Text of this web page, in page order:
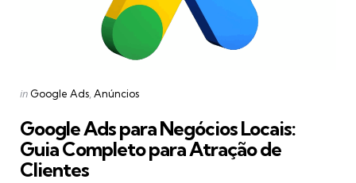
Categories
Posted
in Google Ads Anúncios
Google Ads para Negócios Locais:
Guia Completo para Atração de
Clientes